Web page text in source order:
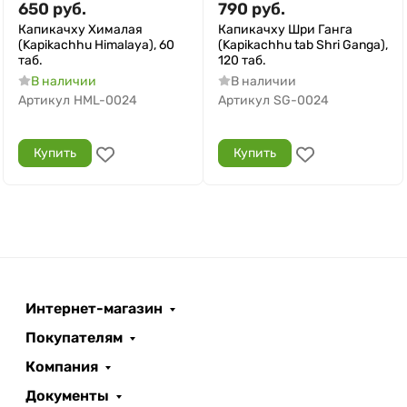
650 руб.
Капикачху Хималая
(Kapikachhu Himalaya), 60
таб.
В наличии
Артикул HML-0024
Купить
790 руб.
Капикачху Шри Ганга
(Kapikachhu tab Shri Ganga),
120 таб.
В наличии
Артикул SG-0024
Купить
Интернет-магазин
Покупателям
Компания
Документы